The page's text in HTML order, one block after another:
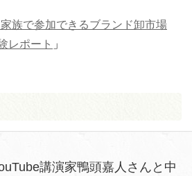
族で参加できるブランド卸市場
レポート 」
講演家鴨頭嘉人さんと中